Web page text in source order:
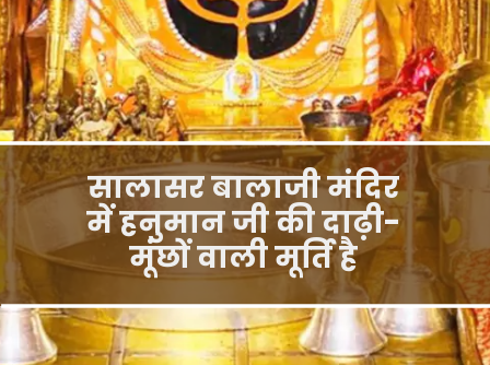
सालासर बालाजी मंदिर
में हनुमान जी की दाढ़ी-
मूंछों वाली मूर्ति है